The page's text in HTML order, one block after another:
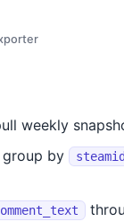
weekly
by